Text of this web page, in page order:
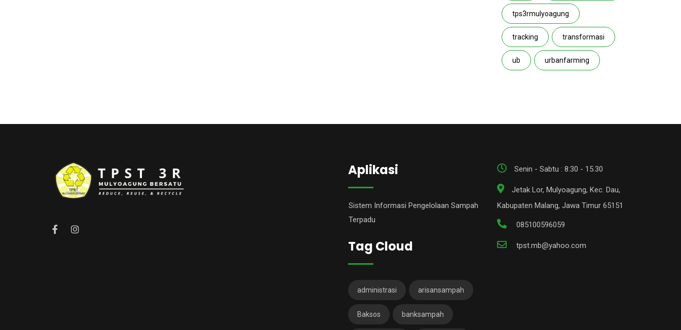
tps3rmulyoagung
tracking transformasi
ub urbanfarming
Aplikasi
Sistem Informasi Pengelolaan Sampah
Terpadu
Tag Cloud
administrasi arisansampah
Baksos banksampah
Senin - Sabtu : 8:30 - 15.30
Jetak Lor, Mulyoagung, Kec. Dau,
Kabupaten Malang, Jawa Timur 65151
085100596059
tpst.mb@yahoo.com